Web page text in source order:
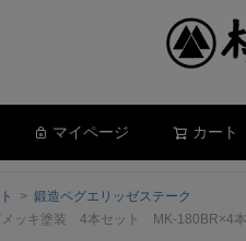
マイページ カート
鍛造ペグエリッゼステーク
キ塗装 4本セット MK-180BR×4本 ブ